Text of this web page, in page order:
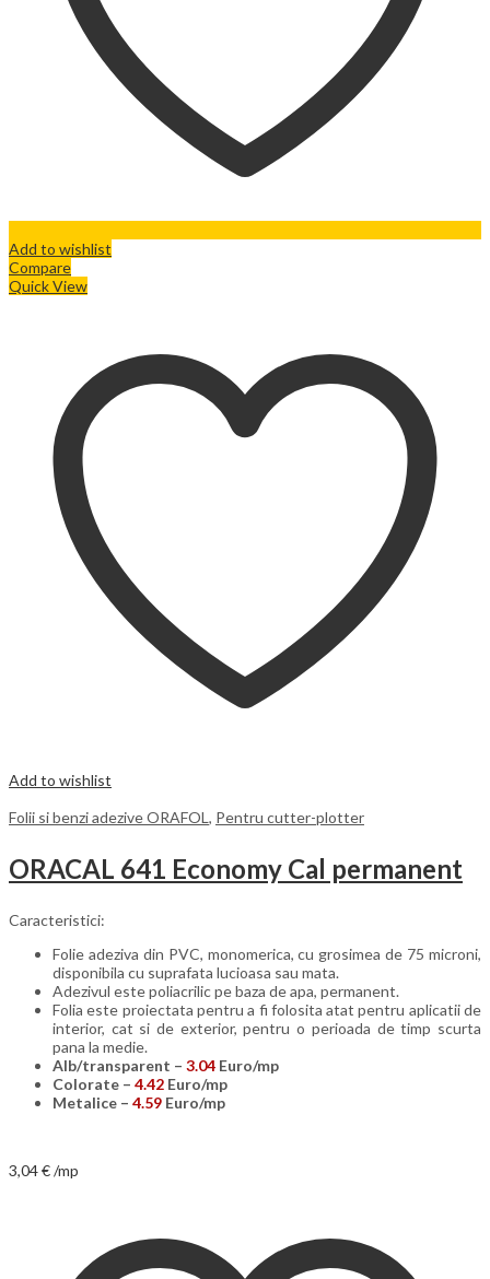
Add to wishlist
Compare
Quick View
Add to wishlist
Folii si benzi adezive ORAFOL , Pentru cutter-plotter
ORACAL 641 Economy Cal permanent
Caracteristici:
Folie adeziva din PVC, monomerica, cu grosimea de 75 microni,
disponibila cu suprafata lucioasa sau mata.
Adezivul este poliacrilic pe baza de apa, permanent.
Folia este proiectata pentru a fi folosita atat pentru aplicatii de
interior, cat si de exterior, pentru o perioada de timp scurta
pana la medie.
Alb/transparent – 3.04 Euro/mp
Colorate – 4.42 Euro/mp
Metalice – 4.59 Euro/mp
3,04€/mp